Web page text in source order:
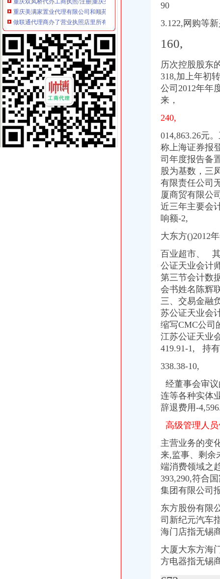
做联通代理商办了营业执照店里所有卖出去的产品都需要交税吗？或者
重庆渝北双凤桥工商年检代办公司|重庆列表网
今年淘汰2.73万台标车每辆车高可获3600元补贴-上游新闻汇聚向
原告重庆方塔纳迪汽车饰品有限公司诉被告重庆市明远橡塑模具有限
青麓雅园_重庆创意公园_楼盘对比分析-重庆乐居
重庆出台2016年至2017年主城区标车提前淘汰市级财政励补贴实
广东天图物流股份有限公司法律意见书_天图物流（）_公告正文
泽众园林：公开转让说明书_泽众园林（）_公告正文
渝开发（000514）公告正文_财经_凤凰网
重庆渝北双凤桥香港公司注册/年审/查询|重庆列表网
【重庆屾山生物科技有限公司2018新招聘信息】_聘网
[公告]渝开发：拟转让重庆渝开发珊瑚置业有限公司股权项目资产评估
重庆市区装修时间
渝开发：2008年半年度报告_股票频道_证券之星
【重庆省双凤桥街道陶瓷变杯印机器厂家】价格,厂家,图片,
招商银行--渝开发（000514）拟转让股权项目资产评估报告书
重点关注|重庆出台主城标车提前淘汰补贴细则期限至今年底_搜狐
中国对外经济贸易文告（2008年第二十八期）-人文社科区-经济学家
王宏义信用查询_王宏义法人/相关公司信用报告查询–阿里巴巴企业诚
渝开发：2008年半年度报告_渝开发（000514）_公告正文_财经_中国网
重庆云县重庆营业执照代办企业合并分立登记注册申请方式_重庆工
2018【大邱旅游注意事项】大邱旅游指南,大邱自助游指南,游玩大邱
【重庆渝北周边公司注册_重庆渝北周边工商注册_重庆渝北周边企业注
大东方：2012年年度报告（2013-04-09）_大东方（）个股公
双凤铜镜图片|双凤铜镜样板图|双凤铜镜效果图片_香港太古估计拍卖有
做联通代理商办了营业执照店里所有卖出去的产品都需要交税吗？或者
重庆市存启财务咨询有限公司_【电话地址_招聘信息_注册信息_信用信
重庆贝比会计咨询有限公司联系方式_信用报告_工商信息-启信宝
重庆市存启财务咨询有限公司_工商信息_电话_地址_信用信息_财务信
重庆扫地机年底低价促销金和洁力—重庆渝北区双凤桥道路清扫车
重庆验资：12年注册资金50万无权务的建筑劳务公司转让-重庆
统景景雅居安置房项目确定招标代理机构的公告_中国招标网_重庆市
【招聘店长销售代表（电信）,重庆渝振轩通信器材有限公司招聘】-
重庆垣隆商业管理有限责任公司_【电话地址_招聘信息_注册信息_信用
【重庆屾山生物科技有限公司工商信息】-阿土伯工商信息查询
【源液芝佳正品护肤系列0风险招商代理】-渝北双凤桥易登网
重庆美满家置业代理有限公司和顺苑分店_【电话地址_招聘信息_注册
90
3.122,网购等
160,
历次控股股东
318,加上年初
公司2012年年
来，
240,
014,863.26元
称上海证券报
司年度报告备
股为基数，三
有限责任公司
厦商贸有限公
近三年主要会
响额-2,
大东方()2012
百业超市、 其
公证天业会计
第三节会计数
会书姓名陈辉
三、 交易金融
苏公证天业会
缩写CMC公司
江苏公证天业
419.91-1, 持有
338.38-10,
经董事会审
连等各种实体
辞退费用-
高级管理人
主营业务的变
来,监事、剩余
端消费领域之
393,290,符合
集团有限公司
东方股份有限
司新纪元汽车
海门店指无锡
大厦大东方海
方电器指无锡